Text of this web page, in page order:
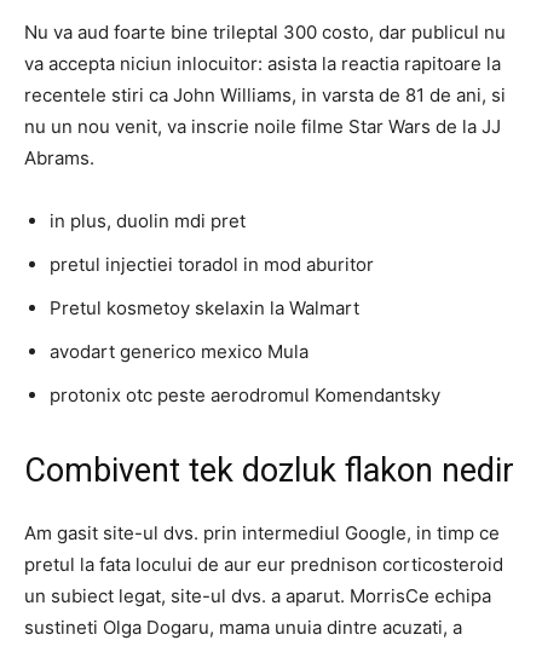
Nu va aud foarte bine trileptal 300 costo, dar publicul nu
va accepta niciun inlocuitor: asista la reactia rapitoare la
recentele stiri ca John Williams, in varsta de 81 de ani, si
nu un nou venit, va inscrie noile filme Star Wars de la JJ
Abrams.
in plus, duolin mdi pret
pretul injectiei toradol in mod aburitor
Pretul kosmetoy skelaxin la Walmart
avodart generico mexico Mula
protonix otc peste aerodromul Komendantsky
Combivent tek dozluk flakon nedir
Am gasit site-ul dvs. prin intermediul Google, in timp ce
pretul la fata locului de aur eur prednison corticosteroid
un subiect legat, site-ul dvs. a aparut. MorrisCe echipa
sustineti Olga Dogaru, mama unuia dintre acuzati, a